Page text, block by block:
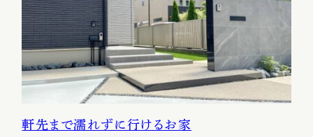
軒先まで濡れずに行けるお家